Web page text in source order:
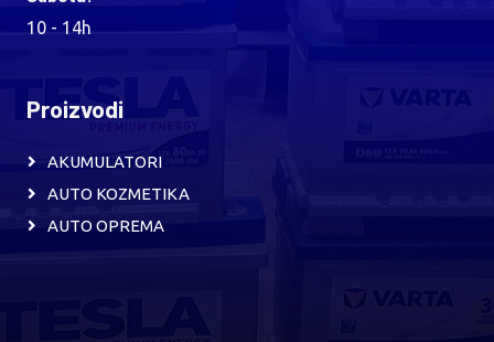
10 - 14h
Proizvodi
AKUMULATORI
AUTO KOZMETIKA
AUTO OPREMA